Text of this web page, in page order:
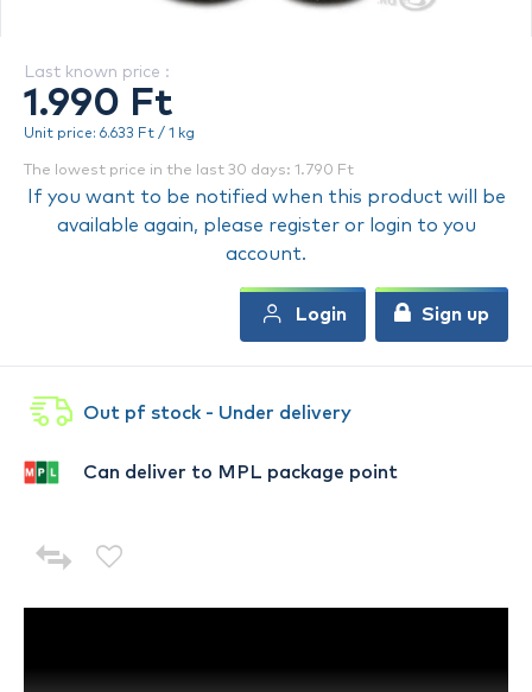
Out pf stock - Under delivery
Can deliver to MPL package point
Last known price :
1.990 Ft
Unit price: 6.633 Ft / 1 kg
The lowest price in the last 30 days: 1.790 Ft
If you want to be notified when this product will be
available again, please register or login to you
account.
Login Sign up